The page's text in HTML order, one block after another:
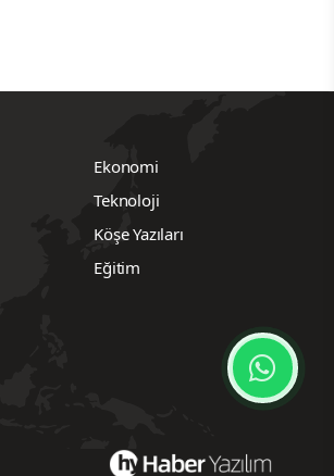
Ekonomi
Teknoloji
Köşe Yazıları
Eğitim